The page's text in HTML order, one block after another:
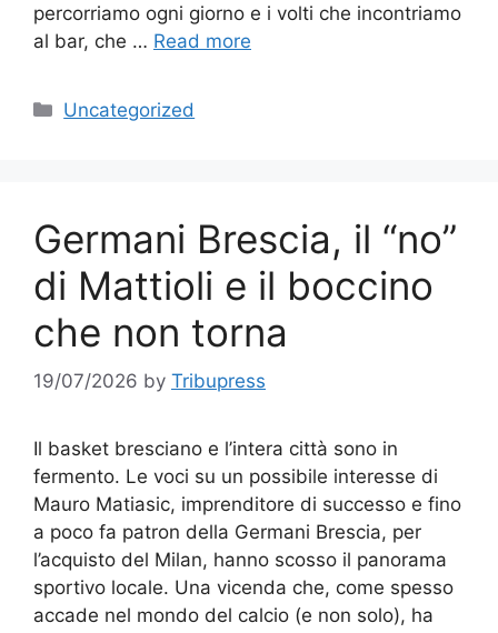
percorriamo ogni giorno e i volti che incontriamo
al bar, che … Read more
Categories
Uncategorized
Germani Brescia, il “no”
di Mattioli e il boccino
che non torna
19/07/2026 by Tribupress
Il basket bresciano e l’intera città sono in
fermento. Le voci su un possibile interesse di
Mauro Matiasic, imprenditore di successo e fino
a poco fa patron della Germani Brescia, per
l’acquisto del Milan, hanno scosso il panorama
sportivo locale. Una vicenda che, come spesso
accade nel mondo del calcio (e non solo), ha